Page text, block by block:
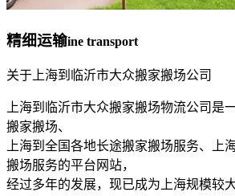
精细运输ine transport
关于上海到临沂市大众搬家搬场公司
上海到临沂市大众搬家搬场物流公司是
搬家搬场、
上海到全国各地长途搬家搬场服务、上
搬场服务的平台网站，
经过多年的发展，现已成为上海规模较